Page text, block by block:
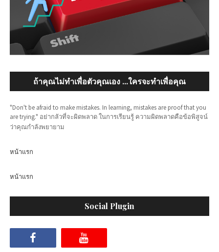
ถ้าคุณไม่ทำเพื่อตัวคุณเอง ...ใครจะทำเพื่อคุณ
"Don't be afraid to make mistakes. In learning, mistakes are proof that you
are trying." อย่ากลัวที่จะผิดพลาด ในการเรียนรู้ ความผิดพลาดคือข้อพิสูจน์
ว่าคุณกำลังพยายาม
หน้าแรก
หน้าแรก
Social Plugin